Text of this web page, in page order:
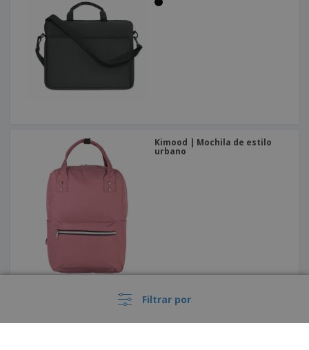
Filtrar por
Kimood | Mochila de estilo
urbano
Riñonera HULABAG